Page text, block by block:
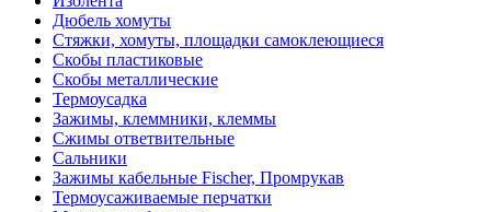
Дюбель хомуты
Стяжки, хомуты, площадки самоклеющиеся
Скобы пластиковые
Скобы металлические
Термоусадка
Зажимы, клеммники, клеммы
Сжимы ответвительные
Сальники
Зажимы кабельные Fischer, Промрукав
Термоусаживаемые перчатки